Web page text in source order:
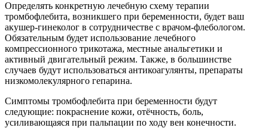
Определять конкретную лечебную схему терапии
тромбофлебита, возникшего при беременности, будет ваш
акушер-гинеколог в сотрудничестве с врачом-флебологом.
Обязательным будет использование лечебного
компрессионного трикотажа, местные анальгетики и
активный двигательный режим. Также, в большинстве
случаев будут использоваться антикоагулянты, препараты
низкомолекулярного гепарина.
Симптомы тромбофлебита при беременности будут
следующие: покраснение кожи, отёчность, боль,
усиливающаяся при пальпации по ходу вен конечности.